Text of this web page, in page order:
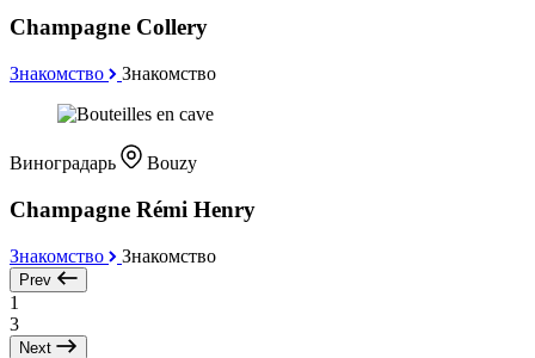
Champagne Collery
Знакомство Знакомство
Виноградарь Bouzy
Champagne Rémi Henry
Знакомство Знакомство
Prev
1
3
Next